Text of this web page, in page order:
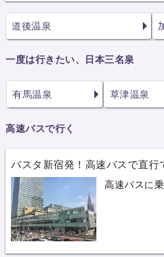
道後温泉
一度は行きたい、日本三名泉
有馬温泉 草津温泉
高速バスで行く
バスタ新宿発！高速バスで直行
高速バスに